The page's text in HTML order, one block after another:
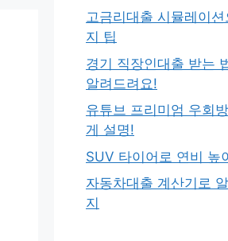
고금리대출 시뮬레이
지 팁
경기 직장인대출 받는
알려드려요!
유튜브 프리미엄 우회
게 설명!
SUV 타이어로 연비 높
자동차대출 계산기로
지